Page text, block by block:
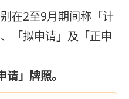
在2至9月期间称「计
「拟申请」及「正申
」牌照。